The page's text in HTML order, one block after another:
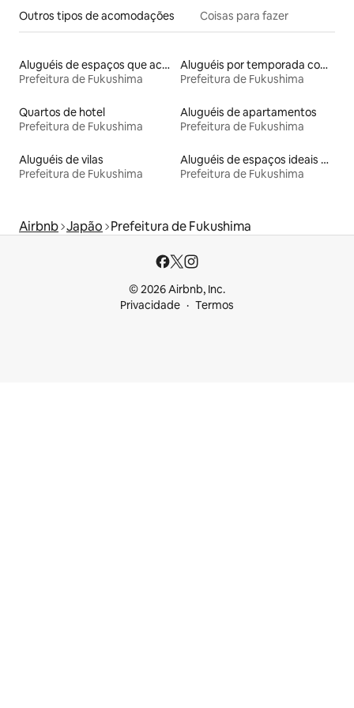
Outros tipos de acomodações Coisas para fazer
Aluguéis de espaços que aceitam animais de estimação
Prefeitura de Fukushima
Aluguéis por temporada com banheira de hidromassagem
Prefeitura de Fukushima
Quartos de hotel
Prefeitura de Fukushima
Aluguéis de apartamentos
Prefeitura de Fukushima
Aluguéis de vilas
Prefeitura de Fukushima
Aluguéis de espaços ideais para famílias
Prefeitura de Fukushima
Airbnb Japão Prefeitura de Fukushima
© 2026 Airbnb, Inc.
Privacidade
Termos